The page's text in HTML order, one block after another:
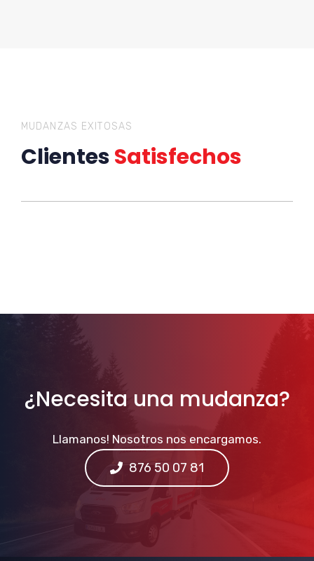
MUDANZAS EXITOSAS
ClientesSatisfechos
¿Necesita una mudanza?
Llamanos! Nosotros nos encargamos.
876 50 07 81